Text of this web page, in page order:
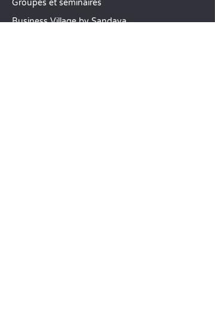
Groupes et séminaires
Business Village by Sandaya